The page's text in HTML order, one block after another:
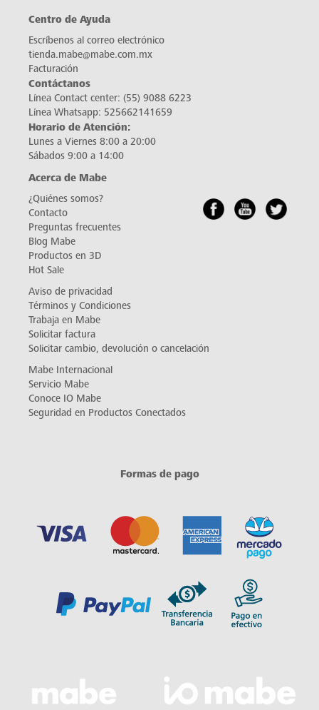
Centro de Ayuda
Escríbenos al correo electrónico
tienda.mabe@mabe.com.mx
Facturación
Contáctanos
Línea Contact center: (55) 9088 6223
Línea Whatsapp: 525662141659
Horario de Atención:
Lunes a Viernes 8:00 a 20:00
Sábados 9:00 a 14:00
Acerca de Mabe
¿Quiénes somos?
Contacto
Preguntas frecuentes
Blog Mabe
Productos en 3D
Hot Sale
Aviso de privacidad
Términos y Condiciones
Trabaja en Mabe
Solicitar factura
Solicitar cambio, devolución o cancelación
Mabe Internacional
Servicio Mabe
Conoce IO Mabe
Seguridad en Productos Conectados
Formas de pago